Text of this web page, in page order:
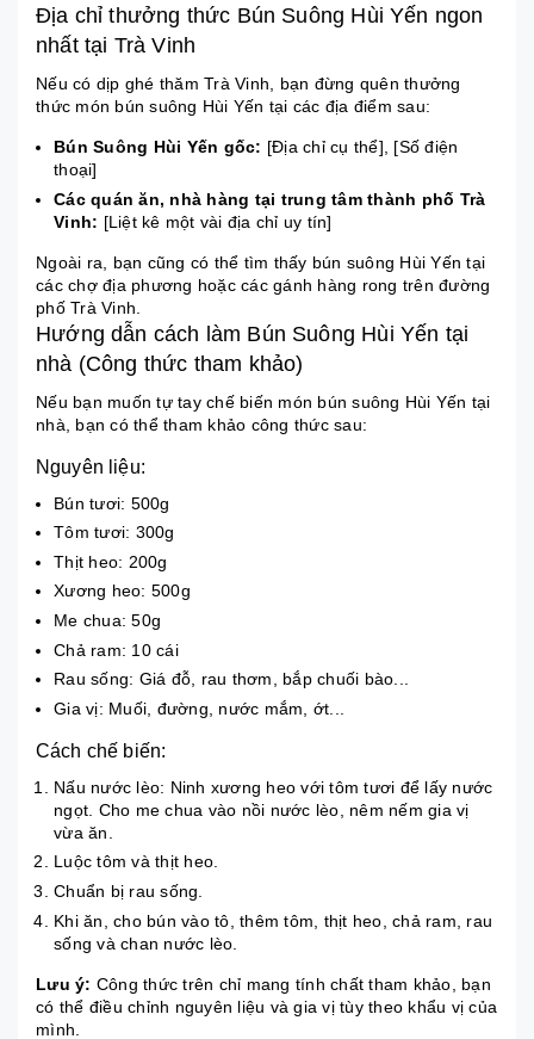
Địa chỉ thưởng thức Bún Suông Hùi Yến ngon
nhất tại Trà Vinh
Nếu có dịp ghé thăm Trà Vinh, bạn đừng quên thưởng
thức món bún suông Hùi Yến tại các địa điểm sau:
Bún Suông Hùi Yến gốc: [Địa chỉ cụ thể], [Số điện
thoại]
Các quán ăn, nhà hàng tại trung tâm thành phố Trà
Vinh: [Liệt kê một vài địa chỉ uy tín]
Ngoài ra, bạn cũng có thể tìm thấy bún suông Hùi Yến tại
các chợ địa phương hoặc các gánh hàng rong trên đường
phố Trà Vinh.
Hướng dẫn cách làm Bún Suông Hùi Yến tại
nhà (Công thức tham khảo)
Nếu bạn muốn tự tay chế biến món bún suông Hùi Yến tại
nhà, bạn có thể tham khảo công thức sau:
Nguyên liệu:
Bún tươi: 500g
Tôm tươi: 300g
Thịt heo: 200g
Xương heo: 500g
Me chua: 50g
Chả ram: 10 cái
Rau sống: Giá đỗ, rau thơm, bắp chuối bào...
Gia vị: Muối, đường, nước mắm, ớt...
Cách chế biến:
Nấu nước lèo: Ninh xương heo với tôm tươi để lấy nước
ngọt. Cho me chua vào nồi nước lèo, nêm nếm gia vị
vừa ăn.
Luộc tôm và thịt heo.
Chuẩn bị rau sống.
Khi ăn, cho bún vào tô, thêm tôm, thịt heo, chả ram, rau
sống và chan nước lèo.
Lưu ý: Công thức trên chỉ mang tính chất tham khảo, bạn
có thể điều chỉnh nguyên liệu và gia vị tùy theo khẩu vị của
mình.